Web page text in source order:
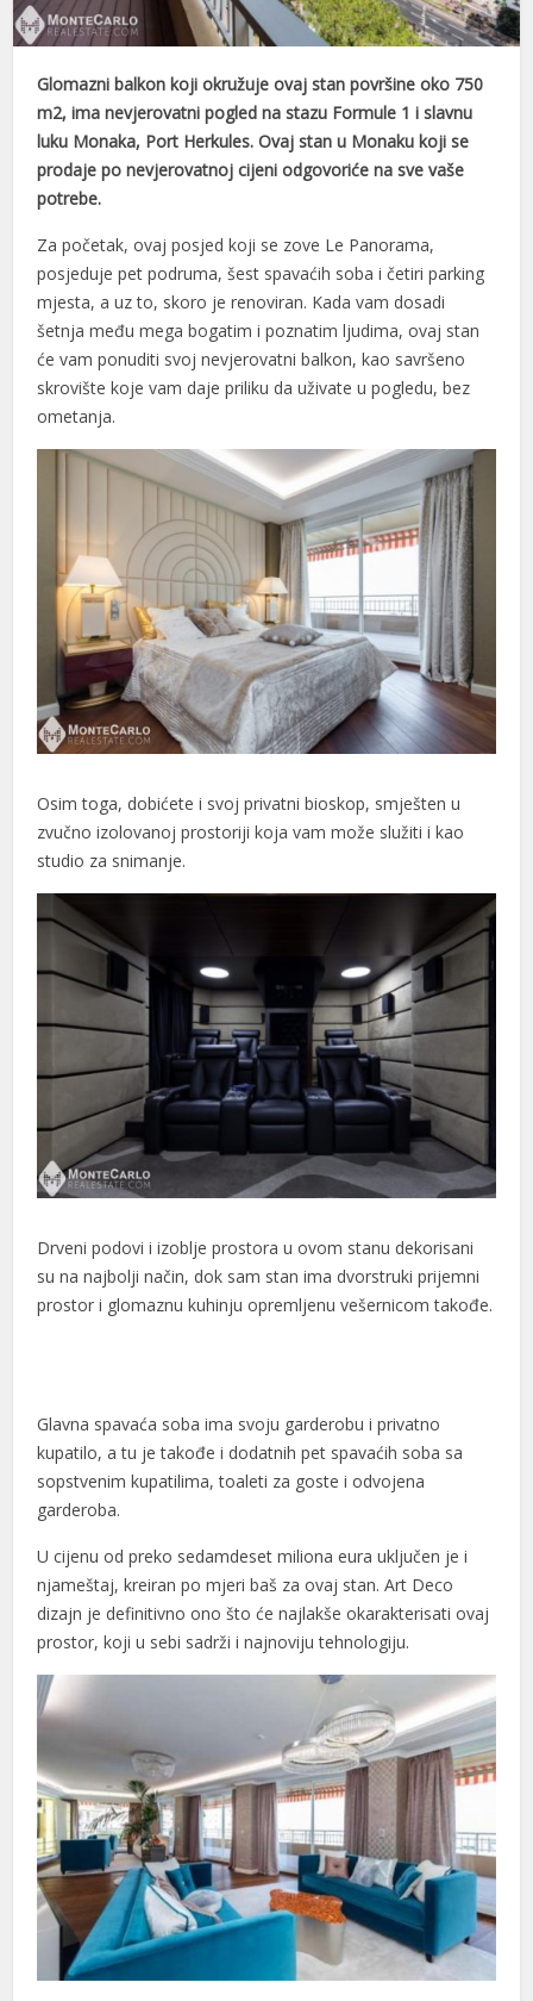
panel
panel
panel
panel
panel
panel
panel
panel
panel
panel
panel
satın al
satın al
panel
panel
panel
panel
panel
panel
panel
panel
panel
panel
panel
panel
Panel
Panel
Panel
Glomazni balkon koji okružuje ovaj stan površine oko 750
m2, ima nevjerovatni pogled na stazu Formule 1 i slavnu
luku Monaka, Port Herkules. Ovaj stan u Monaku koji se
prodaje po nevjerovatnoj cijeni odgovoriće na sve vaše
potrebe.
Za početak, ovaj posjed koji se zove Le Panorama,
posjeduje pet podruma, šest spavaćih soba i četiri parking
mjesta, a uz to, skoro je renoviran. Kada vam dosadi
šetnja među mega bogatim i poznatim ljudima, ovaj stan
će vam ponuditi svoj nevjerovatni balkon, kao savršeno
skrovište koje vam daje priliku da uživate u pogledu, bez
ometanja.
Osim toga, dobićete i svoj privatni bioskop, smješten u
zvučno izolovanoj prostoriji koja vam može služiti i kao
studio za snimanje.
Drveni podovi i izoblje prostora u ovom stanu dekorisani
su na najbolji način, dok sam stan ima dvorstruki prijemni
prostor i glomaznu kuhinju opremljenu vešernicom takođe.
Glavna spavaća soba ima svoju garderobu i privatno
kupatilo, a tu je takođe i dodatnih pet spavaćih soba sa
sopstvenim kupatilima, toaleti za goste i odvojena
garderoba.
U cijenu od preko sedamdeset miliona eura uključen je i
njameštaj, kreiran po mjeri baš za ovaj stan. Art Deco
dizajn je definitivno ono što će najlakše okarakterisati ovaj
prostor, koji u sebi sadrži i najnoviju tehnologiju.